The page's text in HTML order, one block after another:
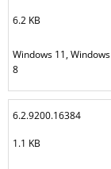
6.2 KB
Windows 11,
8
6.2.9200.16384
1.1 KB